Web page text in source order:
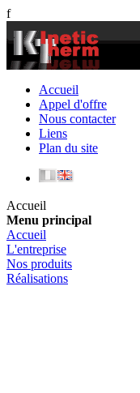
f
Accueil
Appel d'offre
Nous contacter
Liens
Plan du site
Accueil
Menu principal
Accueil
L'entreprise
Nos produits
Réalisations